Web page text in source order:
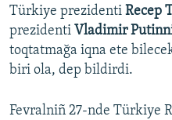
Türkiye prezidenti Recep
prezidenti Vladimir
toqtatmağa iqna ete
biri ola, dep bildirdi.
Fevralniñ 27-nde Türkiye